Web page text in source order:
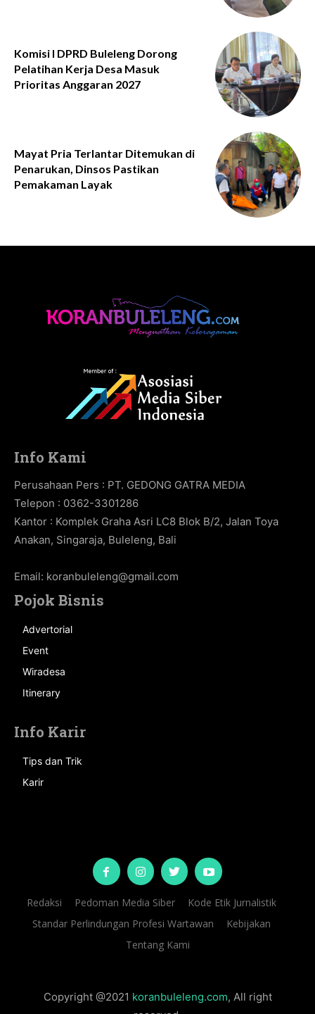
Komisi I DPRD Buleleng Dorong
Pelatihan Kerja Desa Masuk
Prioritas Anggaran 2027
Mayat Pria Terlantar Ditemukan di
Penarukan, Dinsos Pastikan
Pemakaman Layak
Info Kami
Perusahaan Pers : PT. GEDONG GATRA MEDIA
Telepon : 0362-3301286
Kantor : Komplek Graha Asri LC8 Blok B/2, Jalan Toya
Anakan, Singaraja, Buleleng, Bali
Email: koranbuleleng@gmail.com
Pojok Bisnis
Advertorial
Event
Wiradesa
Itinerary
Info Karir
Tips dan Trik
Karir
Redaksi Pedoman Media Siber
Kode Etik Jurnalistik
Standar Perlindungan Profesi Wartawan
Kebijakan
Tentang Kami
Copyright @2021 koranbuleleng.com, All right